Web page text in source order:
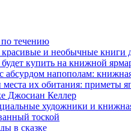
течению
и необычные книги
купить на книжной
напополам:
их обитания: приметы
Джосиан Келлер
художники и
тоской
в сказке